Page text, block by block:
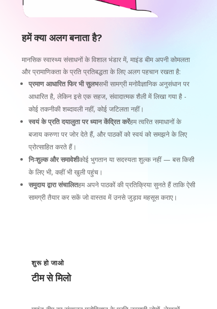
हमें क्या अलग बनाता है?
मानसिक स्वास्थ्य संसाधनों के विशाल भंडार में, माइंड बीम अपनी कोमलता
और प्रामाणिकता के प्रति प्रतिबद्धता के लिए अलग पहचान रखता है:
प्रमाण आधारित फिर भी सुलभसभी सामग्री मनोवैज्ञानिक अनुसंधान पर
आधारित है, लेकिन इसे एक सहज, संवादात्मक शैली में लिखा गया है -
कोई तकनीकी शब्दावली नहीं, कोई जटिलता नहीं।
स्वयं के प्रति दयालुता पर ध्यान केंद्रित करेंहम त्वरित समाधानों के
बजाय करुणा पर जोर देते हैं, और पाठकों को स्वयं को समझने के लिए
प्रोत्साहित करते हैं।
निःशुल्क और समावेशीकोई भुगतान या सदस्यता शुल्क नहीं — बस किसी
के लिए भी, कहीं भी खुली पहुंच।
समुदाय द्वारा संचालितहम अपने पाठकों की प्रतिक्रिया सुनते हैं ताकि ऐसी
सामग्री तैयार कर सकें जो वास्तव में उनसे जुड़ाव महसूस कराए।
शुरू हो जाओ
टीम से मिलो